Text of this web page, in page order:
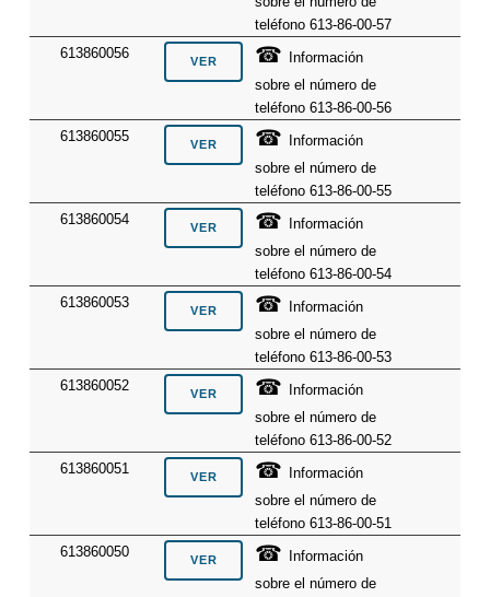
teléfono 613-86-00-57
613860056
☎
Información
sobre el número de
teléfono 613-86-00-56
613860055
☎
Información
sobre el número de
teléfono 613-86-00-55
613860054
☎
Información
sobre el número de
teléfono 613-86-00-54
613860053
☎
Información
sobre el número de
teléfono 613-86-00-53
613860052
☎
Información
sobre el número de
teléfono 613-86-00-52
613860051
☎
Información
sobre el número de
teléfono 613-86-00-51
613860050
☎
Información
sobre el número de